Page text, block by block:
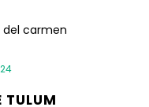
TULUM